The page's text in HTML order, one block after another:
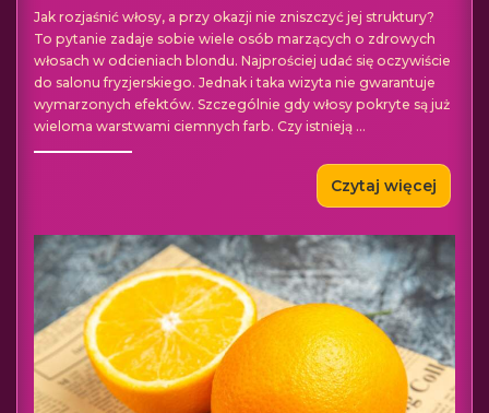
Jak rozjaśnić włosy, a przy okazji nie zniszczyć jej struktury?
To pytanie zadaje sobie wiele osób marzących o zdrowych
włosach w odcieniach blondu. Najprościej udać się oczywiście
do salonu fryzjerskiego. Jednak i taka wizyta nie gwarantuje
wymarzonych efektów. Szczególnie gdy włosy pokryte są już
wieloma warstwami ciemnych farb. Czy istnieją ...
Czytaj więcej